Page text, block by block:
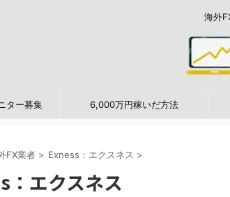
海外
ター募集 6,000万円稼いだ方法
FX業者 > Exness：エクスネス >
：エクスネス